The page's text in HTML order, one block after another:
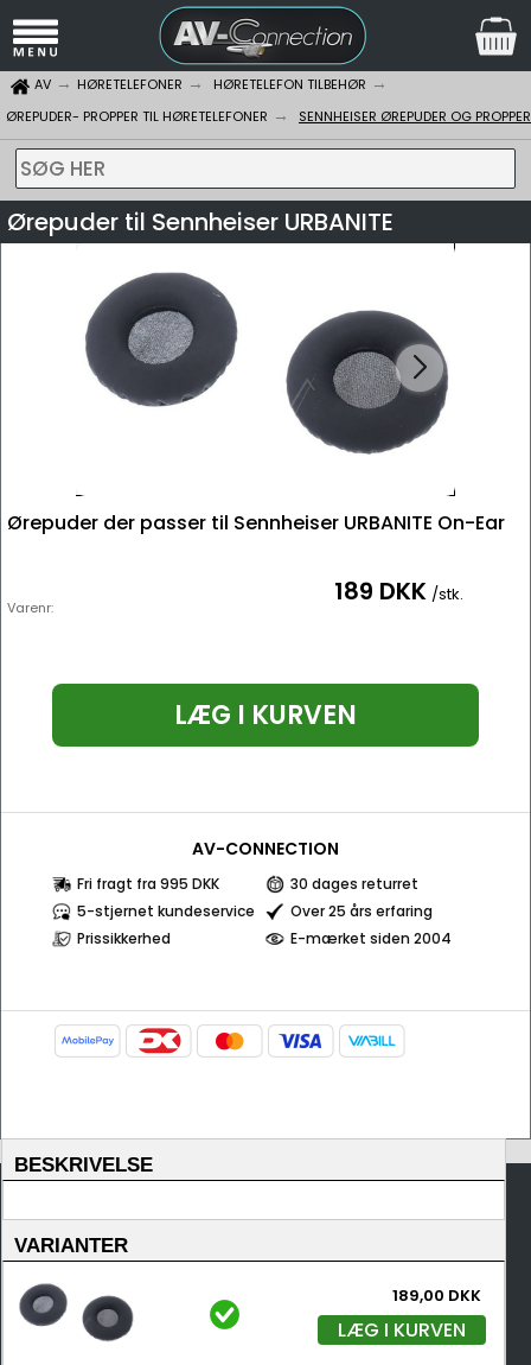
AV HØRETELEFONER
HØRETELEFON TILBEHØR
ØREPUDER- PROPPER TIL HØRETELEFONER
SENNHEISER ØREPUDER OG PROPPER
SØG HER
Ørepuder til Sennheiser URBANITE
Ørepuder der passer til Sennheiser URBANITE On-Ear
Varenr: 189 DKK /stk.
LÆG I KURVEN
AV-CONNECTION
Fri fragt fra 995 DKK
30 dages returret
5-stjernet kundeservice
Over 25 års erfaring
Prissikkerhed
E-mærket siden 2004
BESKRIVELSE
VARIANTER
189,00 DKK
LÆG I KURVEN